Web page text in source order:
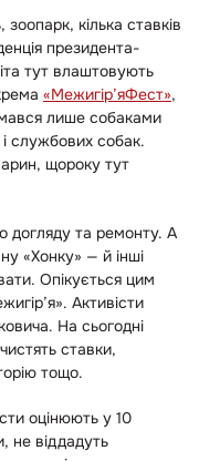
кілька ставків
президента-
тут влаштовують
«Межигір’яФест»,
лише собаками
службових собак.
щороку тут
догляду та ремонту. А
«Хонку» — й інші
Опікується цим
Активісти
На сьогодні
ставки,
тощо.
оцінюють у 10
не віддадуть